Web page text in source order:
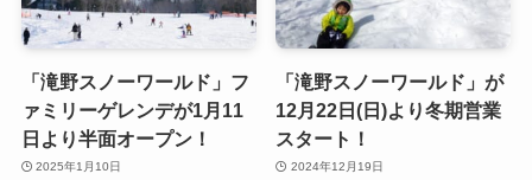
「滝野スノーワールド」フ
ァミリーゲレンデが1月11
日より半面オープン！
2025年1月10日
「滝野スノーワールド」が
12月22日(日)より冬期営業
スタート！
2024年12月19日